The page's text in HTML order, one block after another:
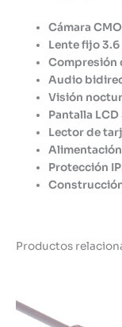
Cámara
Lente fijo 3.6
Compresión
Audio
Visión
Pantalla LCD
Lector de
Alimentación
Protección
Productos